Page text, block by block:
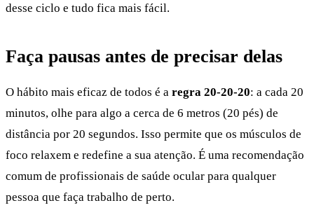
desse ciclo e tudo fica mais fácil.
Faça pausas antes de precisar delas
O hábito mais eficaz de todos é a regra 20-20-20: a cada 20
minutos, olhe para algo a cerca de 6 metros (20 pés) de
distância por 20 segundos. Isso permite que os músculos de
foco relaxem e redefine a sua atenção. É uma recomendação
comum de profissionais de saúde ocular para qualquer
pessoa que faça trabalho de perto.